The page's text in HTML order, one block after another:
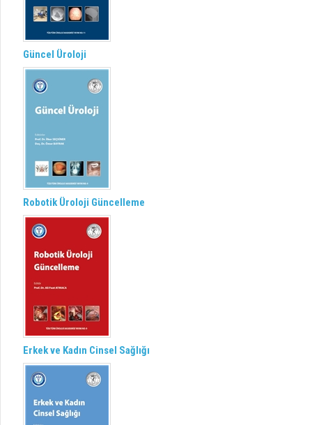
Güncel Üroloji
Robotik Üroloji Güncelleme
Erkek ve Kadın Cinsel Sağlığı